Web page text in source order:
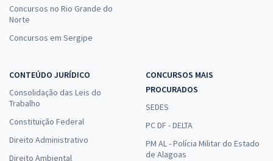
Concursos no Rio Grande do
Norte
Concursos em Sergipe
CONTEÚDO JURÍDICO
Consolidação das Leis do
Trabalho
Constituição Federal
Direito Administrativo
Direito Ambiental
CONCURSOS MAIS
PROCURADOS
SEDES
PC DF - DELTA
PM AL - Polícia Militar do Estado
de Alagoas